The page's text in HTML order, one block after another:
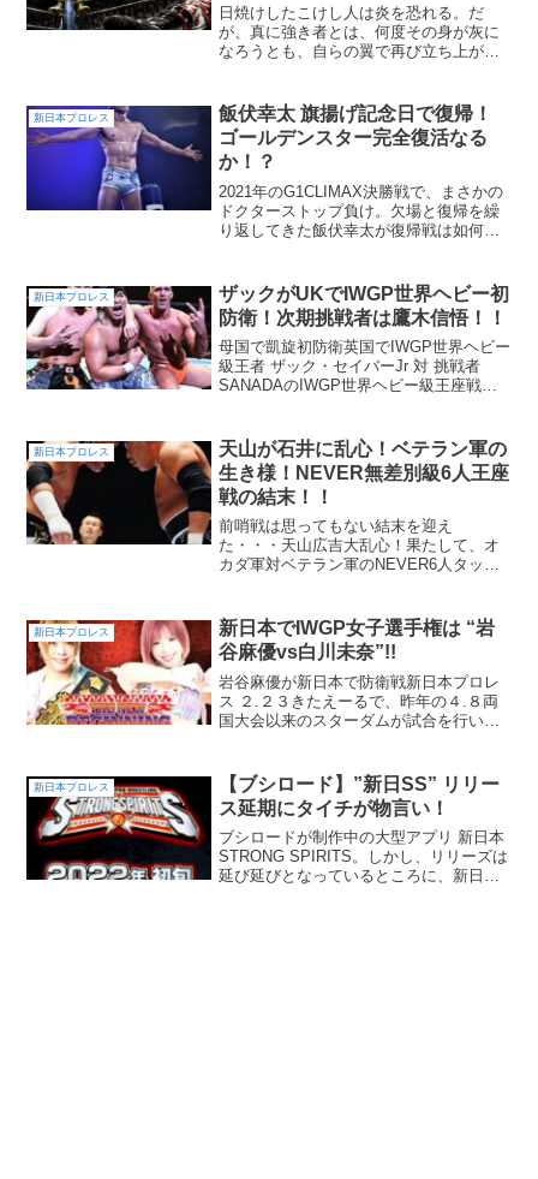
日焼けしたこけし人は炎を恐れる。だ
が、真に強き者とは、何度その身が灰に
なろうとも、自らの翼で再び立ち上がる
った。来年での現役引退を発表した本間
朋晃。その理由は、完全には...
新日本プロレス
飯伏幸太 旗揚げ記念日で復帰！
ゴールデンスター完全復活なる
か！？
2021年のG1CLIMAX決勝戦で、まさかの
ドクターストップ負け。欠場と復帰を繰
り返してきた飯伏幸太が復帰戦は如何
新日本プロレス
ザックがUKでIWGP世界ヘビー初
防衛！次期挑戦者は鷹木信悟！！
母国で凱旋初防衛英国でIWGP世界ヘビー
級王者 ザック・セイバーJr 対 挑戦者
SANADAのIWGP世界ヘビー級王座戦。
すがにこの勝敗は、多くの人が予想でき
たの...
新日本プロレス
天山が石井に乱心！ベテラン軍の
生き様！NEVER無差別級6人王座
戦の結末！！
前哨戦は思ってもない結末を迎え
た・・・天山広吉大乱心！果たして、オ
カダ軍対ベテラン軍のNEVER6人タッグ
新日本プロレス
新日本でIWGP女子選手権は “岩
谷麻優vs白川未奈”!!
岩谷麻優が新日本で防衛戦新日本プロレ
ス ２.２３きたえーるで、昨年の４.８両
国大会以来のスターダムが試合を行いま
（金・祝）北海きたえーる大会の“追加カ
ード”決定...
新日本プロレス
【ブシロード】”新日SS” リリー
ス延期にタイチが物言い！
ブシロードが制作中の大型アプリ 新日本
STRONG SPIRITS。しかし、リリーズは
延び延びとなっているところに、新日イ